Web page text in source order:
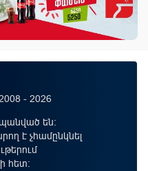
- 2026
են:
է չհամընկնել
հետ: